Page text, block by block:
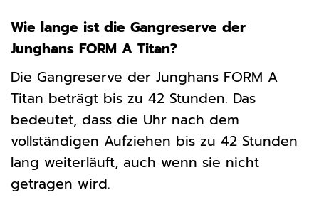
Wie lange ist die Gangreserve der
Junghans FORM A Titan?
Die Gangreserve der Junghans FORM A
Titan beträgt bis zu 42 Stunden. Das
bedeutet, dass die Uhr nach dem
vollständigen Aufziehen bis zu 42 Stunden
lang weiterläuft, auch wenn sie nicht
getragen wird.